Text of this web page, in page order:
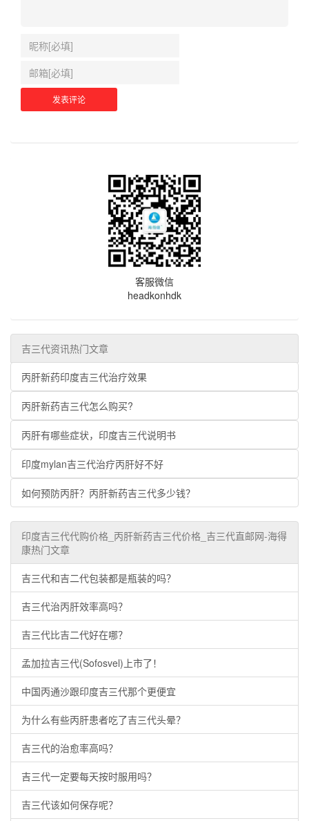
客服微信
headkonhdk
吉三代资讯热门文章
丙肝新药印度吉三代治疗效果
丙肝新药吉三代怎么购买?
丙肝有哪些症状，印度吉三代说明书
印度mylan吉三代治疗丙肝好不好
如何预防丙肝？丙肝新药吉三代多少钱？
印度吉三代代购价格_丙肝新药吉三代价格_吉三代直邮网-海得
康热门文章
吉三代和吉二代包装都是瓶装的吗？
吉三代治丙肝效率高吗？
吉三代比吉二代好在哪？
孟加拉吉三代(Sofosvel)上市了！
中国丙通沙跟印度吉三代那个更便宜
为什么有些丙肝患者吃了吉三代头晕？
吉三代的治愈率高吗？
吉三代一定要每天按时服用吗？
吉三代该如何保存呢？